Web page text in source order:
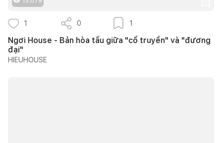
1 0 1
Ngơi House - Bản hòa tấu giữa "cổ truyền" và "đương
đại"
HIEUHOUSE